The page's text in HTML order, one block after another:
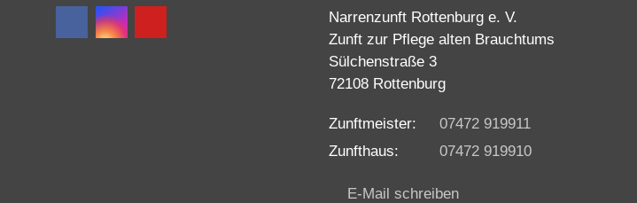
Narrenzunft Rottenburg e. V.
Zunft zur Pflege alten Brauchtums
Sülchenstraße 3
72108 Rottenburg
Zunftmeister:
07472 919911
Zunfthaus:
07472 919910
E-Mail schreiben